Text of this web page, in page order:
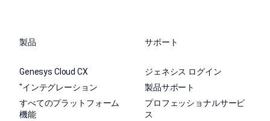
製品
Genesys Cloud CX
"インテグレーション
すべてのプラットフォーム
機能
サポート
ジェネシス ログイン
製品サポート
プロフェッショナルサービ
ス